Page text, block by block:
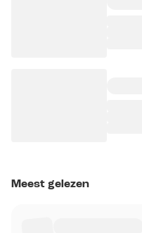
Meest gelezen